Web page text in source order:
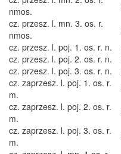
nmos.
cz. przesz. l. mn. 3. os. r.
nmos.
cz. przesz. l. poj. 1. os. r. n.
cz. przesz. l. poj. 2. os. r. n.
cz. przesz. l. poj. 3. os. r. n.
cz. zaprzesz. l. poj. 1. os. r.
m.
cz. zaprzesz. l. poj. 2. os. r.
m.
cz. zaprzesz. l. poj. 3. os. r.
m.